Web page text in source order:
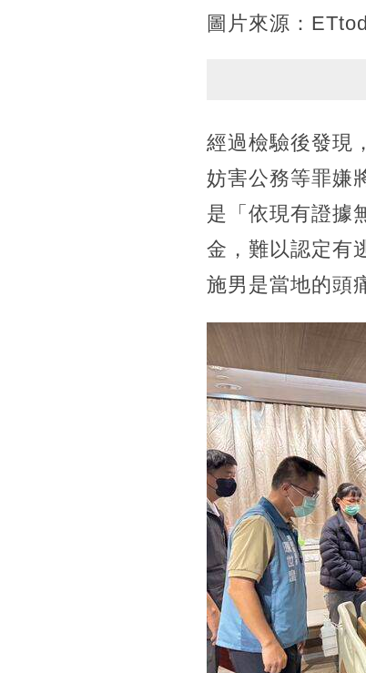
圖片來源：
經過檢驗後發現
妨害公務等罪嫌
是「依現有證據
金，難以認定有
施男是當地的頭